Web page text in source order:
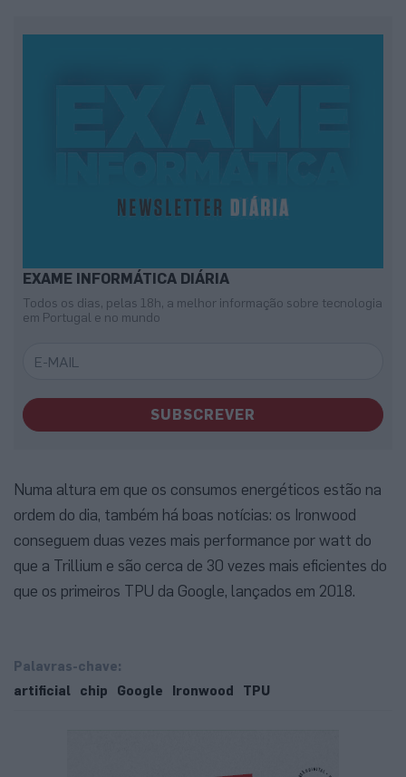
EXAME INFORMÁTICA DIÁRIA
Todos os dias, pelas 18h, a melhor informação sobre tecnologia
em Portugal e no mundo
SUBSCREVER
Numa altura em que os consumos energéticos estão na
ordem do dia, também há boas notícias: os Ironwood
conseguem duas vezes mais performance por watt do
que a Trillium e são cerca de 30 vezes mais eficientes do
que os primeiros TPU da Google, lançados em 2018.
Palavras-chave:
artificial
chip Google Ironwood TPU